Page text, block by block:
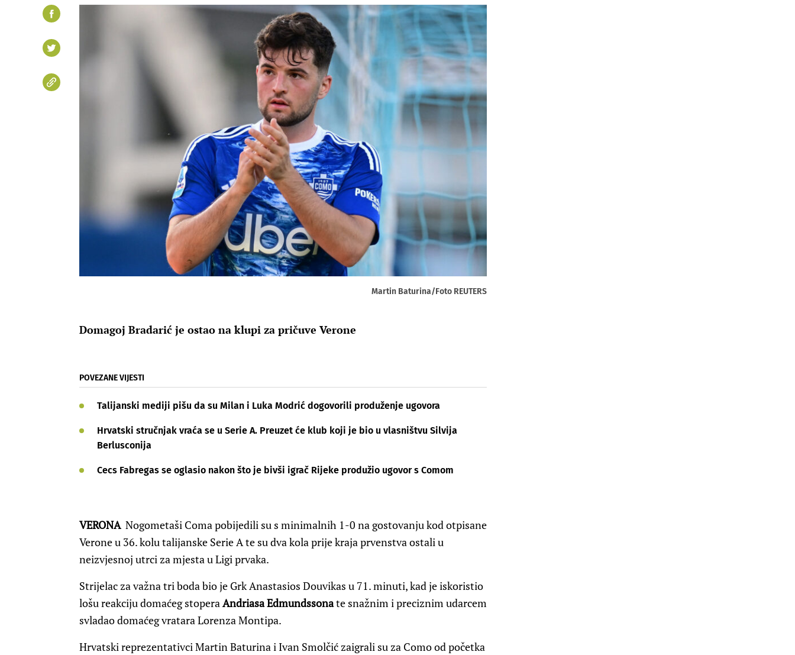
Martin Baturina/Foto REUTERS
Domagoj Bradarić je ostao na klupi za pričuve Verone
POVEZANE VIJESTI
Talijanski mediji pišu da su Milan i Luka Modrić dogovorili produženje ugovora
Hrvatski stručnjak vraća se u Serie A. Preuzet će klub koji je bio u vlasništvu Silvija
Berlusconija
Cecs Fabregas se oglasio nakon što je bivši igrač Rijeke produžio ugovor s Comom
VERONA Nogometaši Coma pobijedili su s minimalnih 1-0 na gostovanju kod otpisane
Verone u 36. kolu talijanske Serie A te su dva kola prije kraja prvenstva ostali u
neizvjesnoj utrci za mjesta u Ligi prvaka.
Strijelac za važna tri boda bio je Grk Anastasios Douvikas u 71. minuti, kad je iskoristio
lošu reakciju domaćeg stoperaAndriasa Edmundssonate snažnim i preciznim udarcem
svladao domaćeg vratara Lorenza Montipa.
Hrvatski reprezentativci Martin Baturina i Ivan Smolčić zaigrali su za Como od početka